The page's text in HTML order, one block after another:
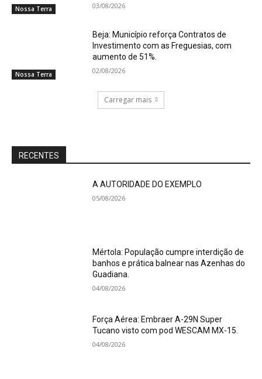
Nossa Terra 03/08/2026
Nossa Terra
Beja: Município reforça Contratos de
Investimento com as Freguesias, com
aumento de 51%.
02/08/2026
Carregar mais
RECENTES
A AUTORIDADE DO EXEMPLO
05/08/2026
Mértola: População cumpre interdição de
banhos e prática balnear nas Azenhas do
Guadiana.
04/08/2026
Força Aérea: Embraer A-29N Super
Tucano visto com pod WESCAM MX-15.
04/08/2026